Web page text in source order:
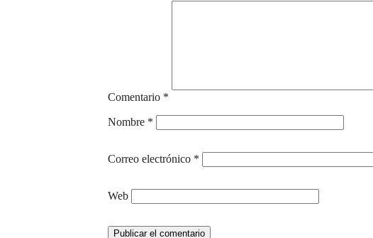
Comentario *
Nombre *
Correo electrónico *
Web